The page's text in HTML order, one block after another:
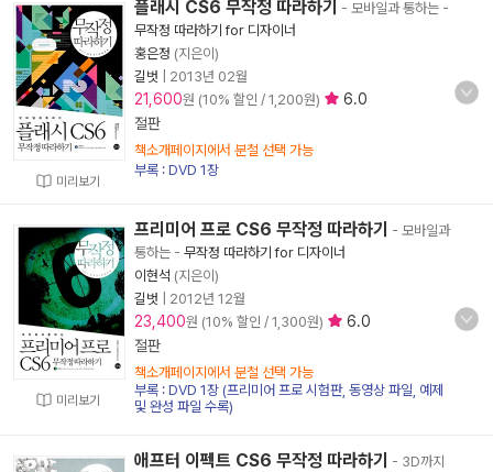
미리보기
플래시 CS6 무작정 따라하기 - 모바일과 통하는 -
무작정 따라하기 for 디자이너
홍은정 (지은이)
길벗
2013년 02월
21,600원 (10% 할인 / 1,200원)
6.0
절판
책소개페이지에서 분철 선택 가능
부록 : DVD 1장
미리보기
프리미어 프로 CS6 무작정 따라하기
- 모바일과
통하는 - 무작정 따라하기 for 디자이너
이현석 (지은이)
길벗
2012년 12월
23,400원 (10% 할인 / 1,300원)
6.0
절판
책소개페이지에서 분철 선택 가능
부록 : DVD 1장 (프리미어 프로 시험판, 동영상 파일, 예제
및 완성 파일 수록)
애프터 이펙트 CS6 무작정 따라하기
- 3D까지